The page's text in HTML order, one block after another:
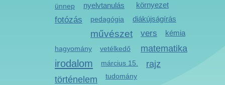
környezet
nyelvtanulás
diákújságírás
fotózás
művészet vers
pedagógia
matematika
kémia
ünnep
hagyomány
irodalom március 15. rajz
vetélkedő
történelem tudomány